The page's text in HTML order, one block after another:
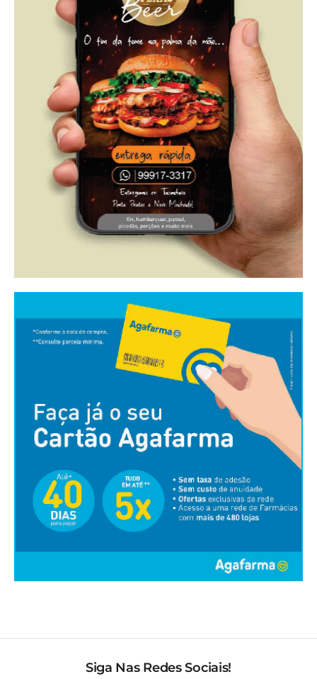
Siga Nas Redes Sociais!